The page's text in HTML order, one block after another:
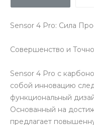
Sensor 4 Pro: Сила
Совершенство и
Sensor 4 Pro с
собой инновацию
функциональный
Основанный на
предлагает